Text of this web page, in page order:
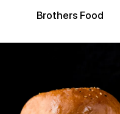
Brothers Food